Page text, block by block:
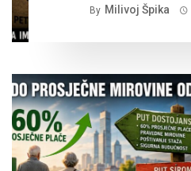
By Milivoj Špika